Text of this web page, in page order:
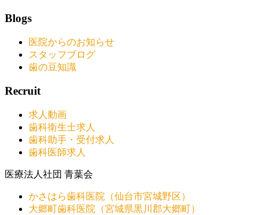
Blogs
医院からのお知らせ
スタッフブログ
歯の豆知識
Recruit
求人動画
歯科衛生士求人
歯科助手・受付求人
歯科医師求人
医療法人社団 青葉会
かさはら歯科医院（仙台市宮城野区）
大郷町歯科医院（宮城県黒川郡大郷町）